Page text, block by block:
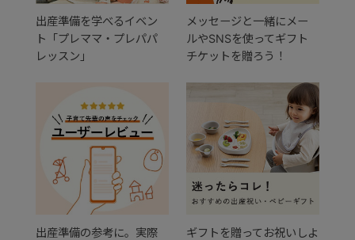
出産準備を学べるイベン
ト「プレママ・プレパパ
レッスン」
メッセージと一緒にメー
ルやSNSを使ってギフト
チケットを贈ろう！
出産準備の参考に。実際
ギフトを贈ってお祝いしよ